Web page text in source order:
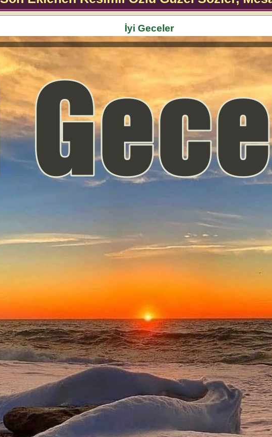
İyi Geceler